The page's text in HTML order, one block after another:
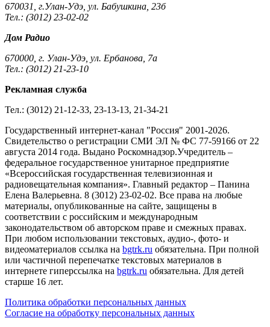
670031, г.Улан-Удэ, ул. Бабушкина, 23б
Тел.: (3012) 23-02-02
Дом Радио
670000, г. Улан-Удэ, ул. Ербанова, 7а
Тел.: (3012) 21-23-10
Рекламная служба
Тел.: (3012) 21-12-33, 23-13-13, 21-34-21
Государственный интернет-канал "Россия" 2001-2026.
Cвидетельство о регистрации СМИ ЭЛ № ФС 77-59166 от 22
августа 2014 года. Выдано Роскомнадзор.Учредитель –
федеральное государственное унитарное предприятие
«Всероссийская государственная телевизионная и
радиовещательная компания». Главный редактор – Панина
Елена Валерьевна. 8 (3012) 23-02-02. Все права на любые
материалы, опубликованные на сайте, защищены в
соответствии с российским и международным
законодательством об авторском праве и смежных правах.
При любом использовании текстовых, аудио-, фото- и
видеоматериалов ссылка на bgtrk.ru обязательна. При полной
или частичной перепечатке текстовых материалов в
интернете гиперссылка на bgtrk.ru обязательна. Для детей
старше 16 лет.
Политика обработки персональных данных
Согласие на обработку персональных данных